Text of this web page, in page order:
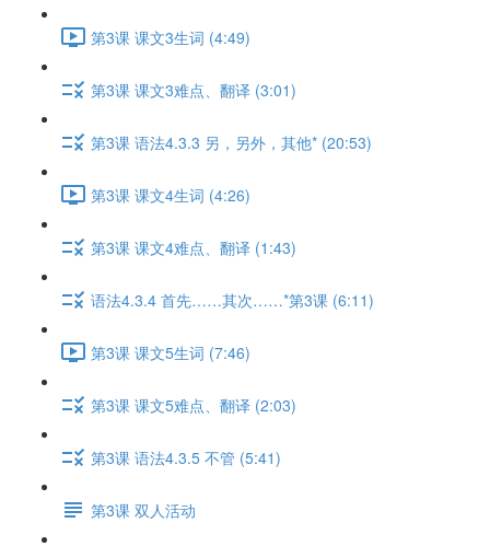
第3课 课文3生词 (4:49)
第3课 课文3难点、翻译 (3:01)
第3课 语法4.3.3 另，另外，其他* (20:53)
第3课 课文4生词 (4:26)
第3课 课文4难点、翻译 (1:43)
语法4.3.4 首先……其次……*第3课 (6:11)
第3课 课文5生词 (7:46)
第3课 课文5难点、翻译 (2:03)
第3课 语法4.3.5 不管 (5:41)
第3课 双人活动